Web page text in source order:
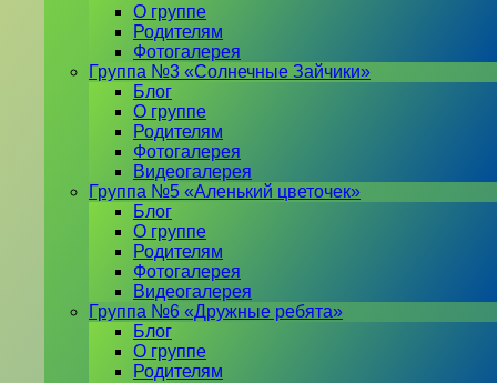
О группе
Родителям
Фотогалерея
Группа №3 «Солнечные Зайчики»
Блог
О группе
Родителям
Фотогалерея
Видеогалерея
Группа №5 «Аленький цветочек»
Блог
О группе
Родителям
Фотогалерея
Видеогалерея
Группа №6 «Дружные ребята»
Блог
О группе
Родителям